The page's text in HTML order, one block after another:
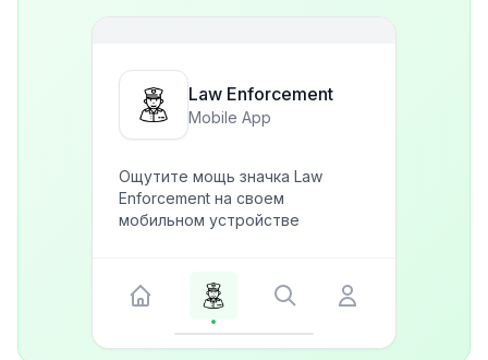
Law Enforcement
Mobile App
Ощутите мощь значка Law
Enforcement на своем
мобильном устройстве